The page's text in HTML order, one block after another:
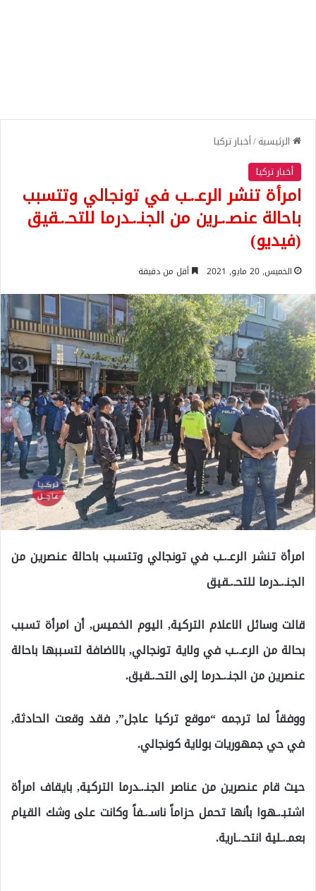
الرئيسية/أخبار تركيا
أخبار تركيا
امرأة تنشر الرعـ.ـب في تونجالي وتتسبب
باحالة عنصـ.ـرين من الجنـ.ـدرما للتحـ.ـقيق
(فيديو)
الخميس, 20 مايو, 2021 أقل من دقيقة
امرأة تنشر الرعـ.ـب في تونجالي وتتسبب باحالة عنصرين من
الجنـ.ـدرما للتحـ.ـقيق
قالت وسائل الاعلام التركية, اليوم الخميس, أن امرأة تسبب
بحالة من الرعـ.ـب في ولاية تونجالي, بالاضافة لتسببها باحالة
عنصرين من الجنـ.ـدرما إلى التحـ.ـقيق.
ووفقاً لما ترجمه “موقع تركيا عاجل”, فقد وقعت الحادثة,
في حي جمهوريات بولاية كونجالي.
حيث قام عنصرين من عناصر الجنـ.ـدرما التركية, بايقاف امرأة
اشتبـ.ـهوا بأنها تحمل حزاماً ناسـ.ـفاً وكانت على وشك القيام
بعمـ.ـلية انتحـ.ـارية.